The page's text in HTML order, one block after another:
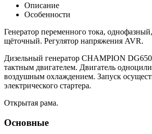
Описание
Особенности
Генератор переменного тока,
щёточный. Регулятор напряжения AVR.
Дизельный генератор CHAMPION
тактным двигателем. Двигатель
воздушным охлаждением. Запуск
электрического стартера.
Открытая рама.
Основные